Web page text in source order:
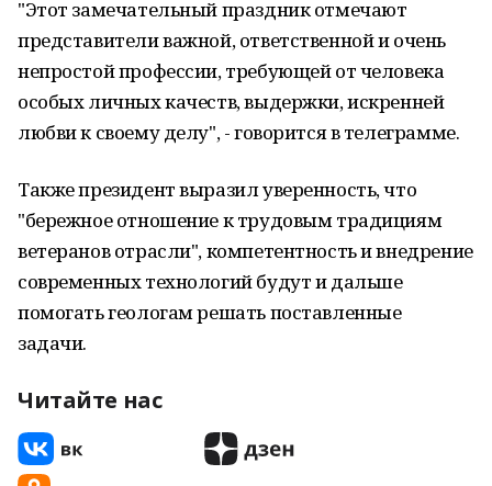
"Этот замечательный праздник отмечают
представители важной, ответственной и очень
непростой профессии, требующей от человека
особых личных качеств, выдержки, искренней
любви к своему делу", - говорится в телеграмме.
Также президент выразил уверенность, что
"бережное отношение к трудовым традициям
ветеранов отрасли", компетентность и внедрение
современных технологий будут и дальше
помогать геологам решать поставленные
задачи.
Читайте нас